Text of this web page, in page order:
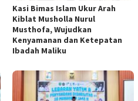
Kasi Bimas Islam Ukur Arah
Kiblat Musholla Nurul
Musthofa, Wujudkan
Kenyamanan dan Ketepatan
Ibadah Maliku